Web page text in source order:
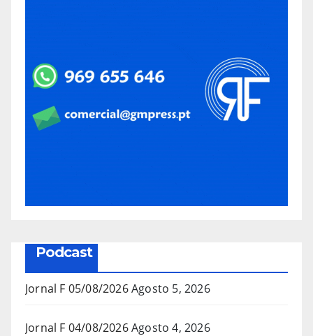
Podcast
Jornal F 05/08/2026Agosto 5, 2026
Jornal F 04/08/2026Agosto 4, 2026